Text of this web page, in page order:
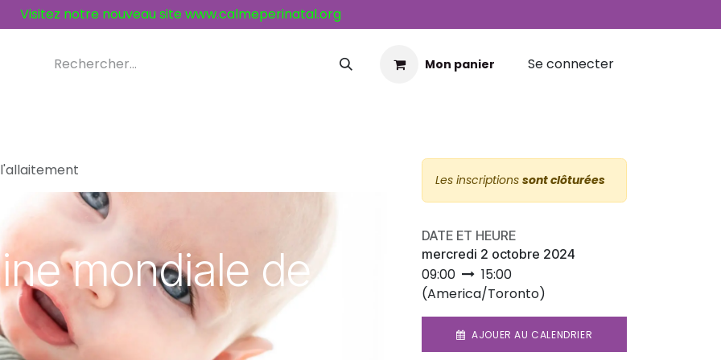
Visitez notre nouveau site www.calmeperinatal.org
Mon panier Se connecter
mondiale de
Les inscriptions sont clôturées
DATE ET HEURE
mercredi 2 octobre 2024
09:00
15:00
(America/Toronto)
AJOUER AU CALENDRIER